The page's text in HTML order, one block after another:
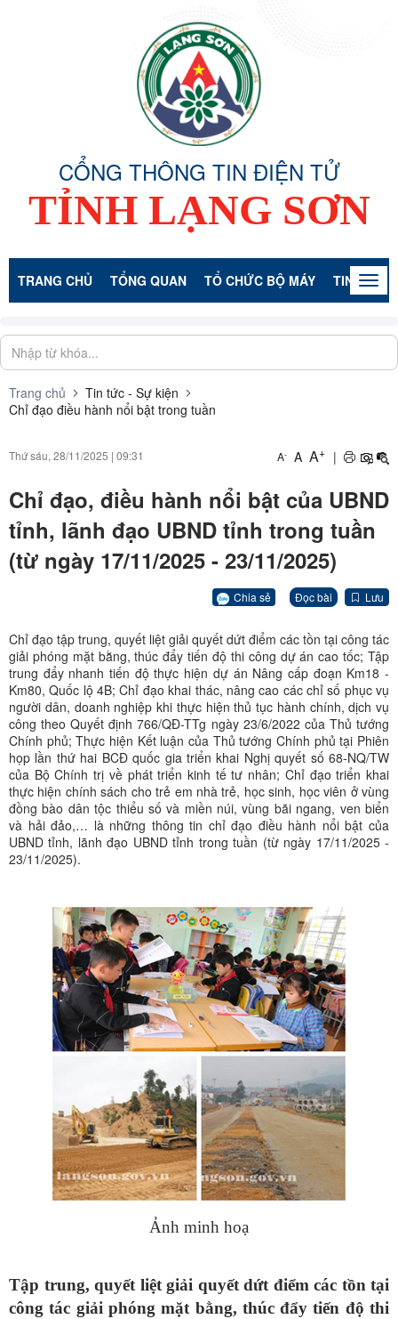
CỔNG THÔNG TIN ĐIỆN TỬ
TỈNH LẠNG SƠN
TRANG CHỦ TỔNG QUAN TỔ CHỨC BỘ MÁY TIN TỨC -
Trang chủ
Tin tức - Sự kiện
Chỉ đạo điều hành nổi bật trong tuần
Thứ sáu, 28/11/2025 | 09:31 A- A A+ |
Chỉ đạo, điều hành nổi bật của UBND
tỉnh, lãnh đạo UBND tỉnh trong tuần
(từ ngày 17/11/2025 - 23/11/2025)
Chia sẻ Đọc bài Lưu
Chỉ đạo tập trung, quyết liệt giải quyết dứt điểm các tồn tại công tác
giải phóng mặt bằng, thúc đẩy tiến độ thi công dự án cao tốc; Tập
trung đẩy nhanh tiến độ thực hiện dự án Nâng cấp đoạn Km18 -
Km80, Quốc lộ 4B; Chỉ đạo khai thác, nâng cao các chỉ số phục vụ
người dân, doanh nghiệp khi thực hiện thủ tục hành chính, dịch vụ
công theo Quyết định 766/QĐ-TTg ngày 23/6/2022 của Thủ tướng
Chính phủ; Thực hiện Kết luận của Thủ tướng Chính phủ tại Phiên
họp lần thứ hai BCĐ quốc gia triển khai Nghị quyết số 68-NQ/TW
của Bộ Chính trị về phát triển kinh tế tư nhân; Chỉ đạo triển khai
thực hiện chính sách cho trẻ em nhà trẻ, học sinh, học viên ở vùng
đồng bào dân tộc thiểu số và miền núi, vùng bãi ngang, ven biển
và hải đảo,… là những thông tin chỉ đạo điều hành nổi bật của
UBND tỉnh, lãnh đạo UBND tỉnh trong tuần (từ ngày 17/11/2025 -
23/11/2025).
Ảnh minh hoạ
Tập trung, quyết liệt giải quyết dứt điểm các tồn tại
công tác giải phóng mặt bằng, thúc đẩy tiến độ thi